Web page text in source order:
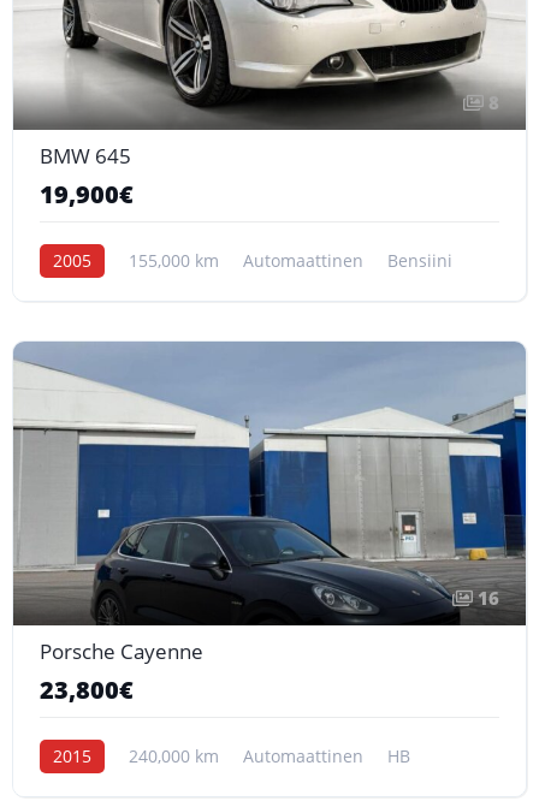
8
BMW 645
19,900€
2005 155,000 km Automaattinen Bensiini
16
Porsche Cayenne
23,800€
2015 240,000 km Automaattinen HB